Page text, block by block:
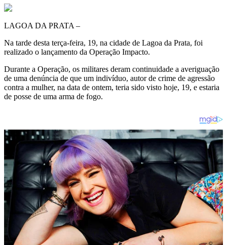
LAGOA DA PRATA –
Na tarde desta terça-feira, 19, na cidade de Lagoa da Prata, foi
realizado o lançamento da Operação Impacto.
Durante a Operação, os militares deram continuidade a averiguação
de uma denúncia de que um indivíduo, autor de crime de agressão
contra a mulher, na data de ontem, teria sido visto hoje, 19, e estaria
de posse de uma arma de fogo.